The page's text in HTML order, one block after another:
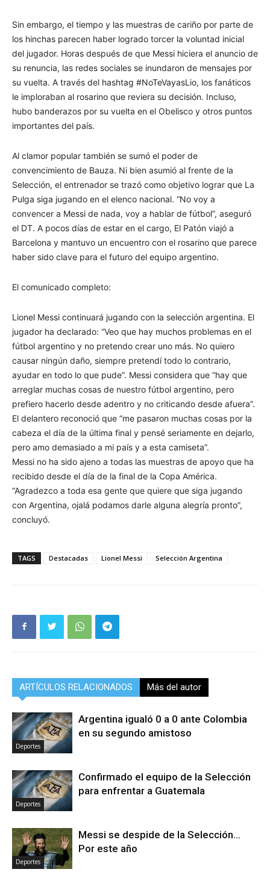
Sin embargo, el tiempo y las muestras de cariño por parte de
los hinchas parecen haber logrado torcer la voluntad inicial
del jugador. Horas después de que Messi hiciera el anuncio de
su renuncia, las redes sociales se inundaron de mensajes por
su vuelta. A través del hashtag #NoTeVayasLio, los fanáticos
le imploraban al rosarino que reviera su decisión. Incluso,
hubo banderazos por su vuelta en el Obelisco y otros puntos
importantes del país.
Al clamor popular también se sumó el poder de
convencimiento de Bauza. Ni bien asumió al frente de la
Selección, el entrenador se trazó como objetivo lograr que La
Pulga siga jugando en el elenco nacional. “No voy a
convencer a Messi de nada, voy a hablar de fútbol”, aseguró
el DT. A pocos días de estar en el cargo, El Patón viajó a
Barcelona y mantuvo un encuentro con el rosarino que parece
haber sido clave para el futuro del equipo argentino.
El comunicado completo:
Lionel Messi continuará jugando con la selección argentina. El
jugador ha declarado: “Veo que hay muchos problemas en el
fútbol argentino y no pretendo crear uno más. No quiero
causar ningún daño, siempre pretendí todo lo contrario,
ayudar en todo lo que pude”. Messi considera que “hay que
arreglar muchas cosas de nuestro fútbol argentino, pero
prefiero hacerlo desde adentro y no criticando desde afuera”.
El delantero reconoció que “me pasaron muchas cosas por la
cabeza el día de la última final y pensé seriamente en dejarlo,
pero amo demasiado a mi país y a esta camiseta”.
Messi no ha sido ajeno a todas las muestras de apoyo que ha
recibido desde el día de la final de la Copa América.
“Agradezco a toda esa gente que quiere que siga jugando
con Argentina, ojalá podamos darle alguna alegría pronto”,
concluyó.
TAGS Destacadas Lionel Messi Selección Argentina
ARTÍCULOS RELACIONADOS Más del autor
Deportes
Argentina igualó 0 a 0 ante Colombia
en su segundo amistoso
Deportes
Confirmado el equipo de la Selección
para enfrentar a Guatemala
Deportes
Messi se despide de la Selección…
Por este año